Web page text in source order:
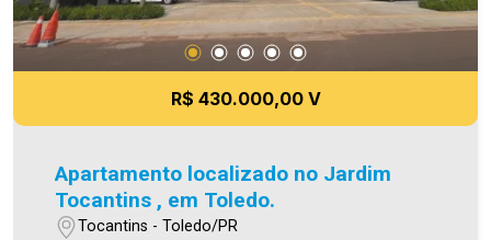
Quartos - Sacada com churrasqueira. - 01 vaga de
garagem Aproveite essa oportunidade! A hora de
encontrar o seu novo lar É AGORA! Imobiliária
Ativa, sinta-se em casa!
R$ 430.000,00 V
Apartamento localizado no Jardim
Tocantins , em Toledo.
Tocantins - Toledo/PR